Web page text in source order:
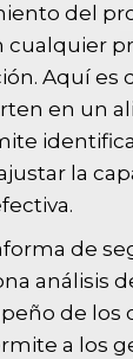
del
cualquier
Aquí es
en un
la
de
análisis
de los
a los